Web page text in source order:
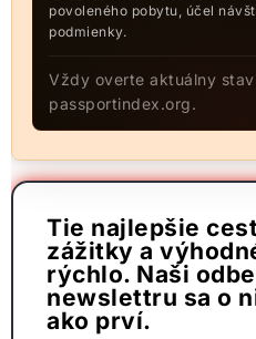
povoleného pobytu, účel
podmienky.
Vždy overte aktuálny stav
passportindex.org.
Tie najlepšie
zážitky a
rýchlo. Naši
newslettru sa o
ako prví.